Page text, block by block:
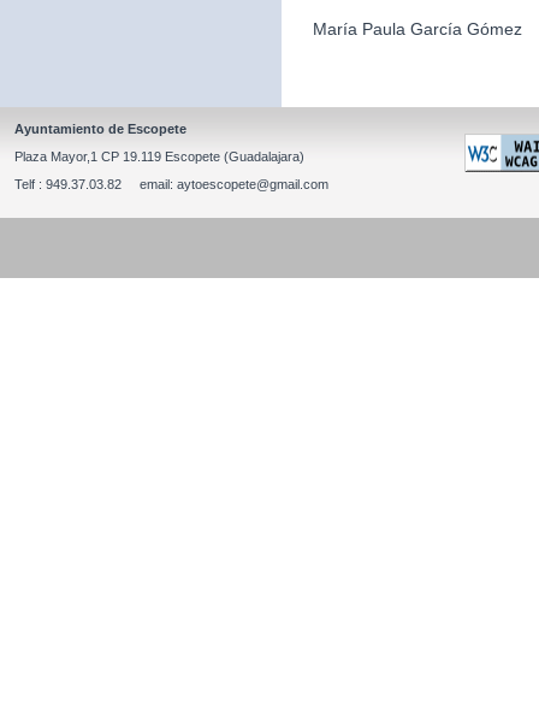
María Paula García Gómez
Ayuntamiento de Escopete
Plaza Mayor,1 CP 19.119 Escopete (Guadalajara)
Telf : 949.37.03.82 email: aytoescopete@gmail.com